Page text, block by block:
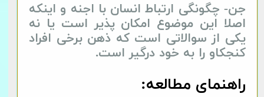
جن- چگونگی ارتباط انسان با اجنه و اینکه
اصلا این موضوع امکان پذیر است یا نه
یکی از سوالاتی است که ذهن برخی افراد
کنجکاو را به خود درگیر است.
راهنمای مطالعه: